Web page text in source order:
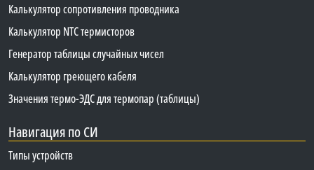
Калькулятор сопротивления проводника
Калькулятор NTC термисторов
Генератор таблицы случайных чисел
Калькулятор греющего кабеля
Значения термо-ЭДС для термопар (таблицы)
Навигация по СИ
Типы устройств